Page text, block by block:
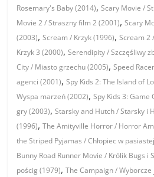
Rosemary's Baby (2014),Scary Movie /
Movie 2 / Straszny film 2 (2001),Scary
(2003),Scream / Krzyk (1996),Scream 2
Krzyk 3 (2000),Serendipity / Szczęśliwy
City / Miasto grzechu (2005),Speed
agenci (2001),Spy Kids 2: The Island of
Wyspa marzeń (2002),Spy Kids 3: Game
gry (2003),Starsky and Hutch / Starsky i
(1996),The Amityville Horror / Horror
the Striped Pyjamas / Chłopiec w
Bunny Road Runner Movie / Królik Bugs i
pościg (1979),The Campaign / Wyborcze